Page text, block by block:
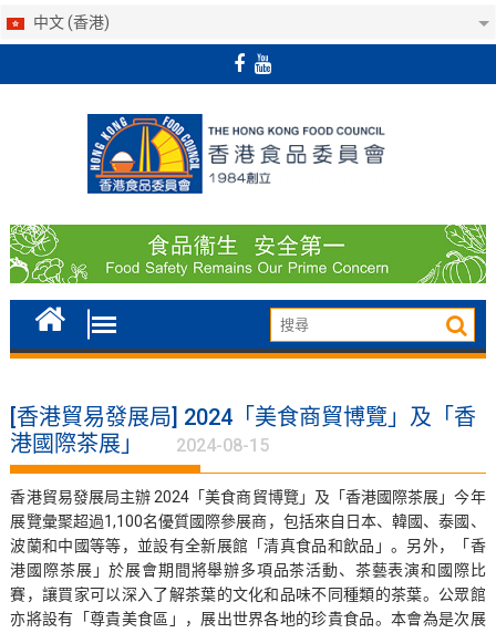
中文 (香港)
[香港貿易發展局] 2024「美食商貿博覽」及「香
港國際茶展」
2024-08-15
香港貿易發展局主辦 2024「美食商貿博覽」及「香港國際茶展」今年
展覽彙聚超過1,100名優質國際參展商，包括來自日本、韓國、泰國、
波蘭和中國等等，並設有全新展館「清真食品和飲品」。另外，「香
港國際茶展」於展會期間將舉辦多項品茶活動、茶藝表演和國際比
賽，讓買家可以深入了解茶葉的文化和品味不同種類的茶葉。公眾館
亦將設有「尊貴美食區」，展出世界各地的珍貴食品。本會為是次展